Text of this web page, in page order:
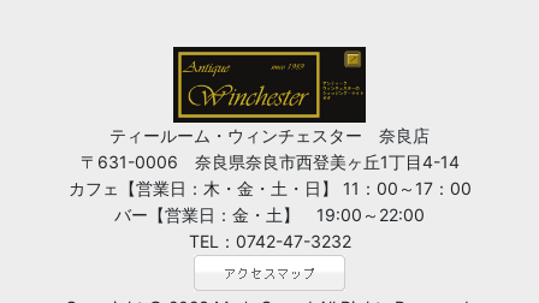
ティールーム・ウィンチェスター 奈良店
〒631-0006 奈良県奈良市西登美ヶ丘1丁目4-14
カフェ【営業日：木・金・土・日】 11：00～17：00
バー【営業日：金・土】 19:00～22:00
TEL：0742-47-3232